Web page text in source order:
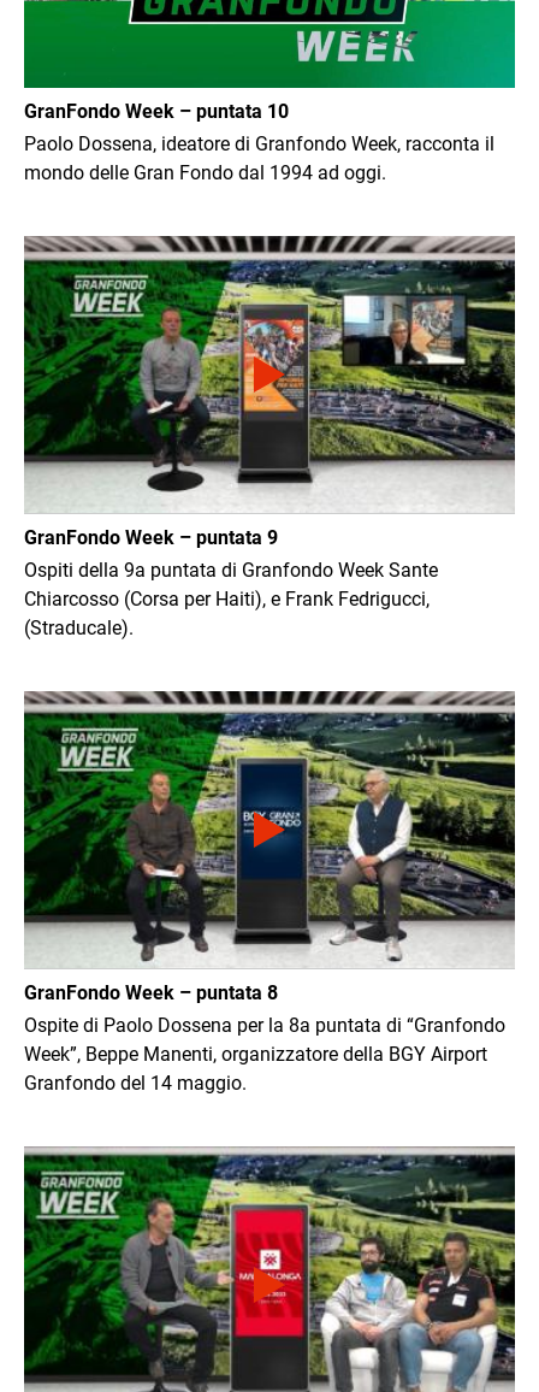
GranFondo Week – puntata 10
Paolo Dossena, ideatore di Granfondo Week, racconta il
mondo delle Gran Fondo dal 1994 ad oggi.
Immagine
GranFondo Week – puntata 9
Ospiti della 9a puntata di Granfondo Week Sante
Chiarcosso (Corsa per Haiti), e Frank Fedrigucci,
(Straducale).
Immagine
GranFondo Week – puntata 8
Ospite di Paolo Dossena per la 8a puntata di “Granfondo
Week”, Beppe Manenti, organizzatore della BGY Airport
Granfondo del 14 maggio.
Immagine